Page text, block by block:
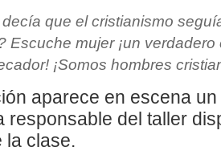
que el cristianismo
Escuche mujer ¡un
¡Somos hombres
aparece en escena
responsable del taller
la clase.